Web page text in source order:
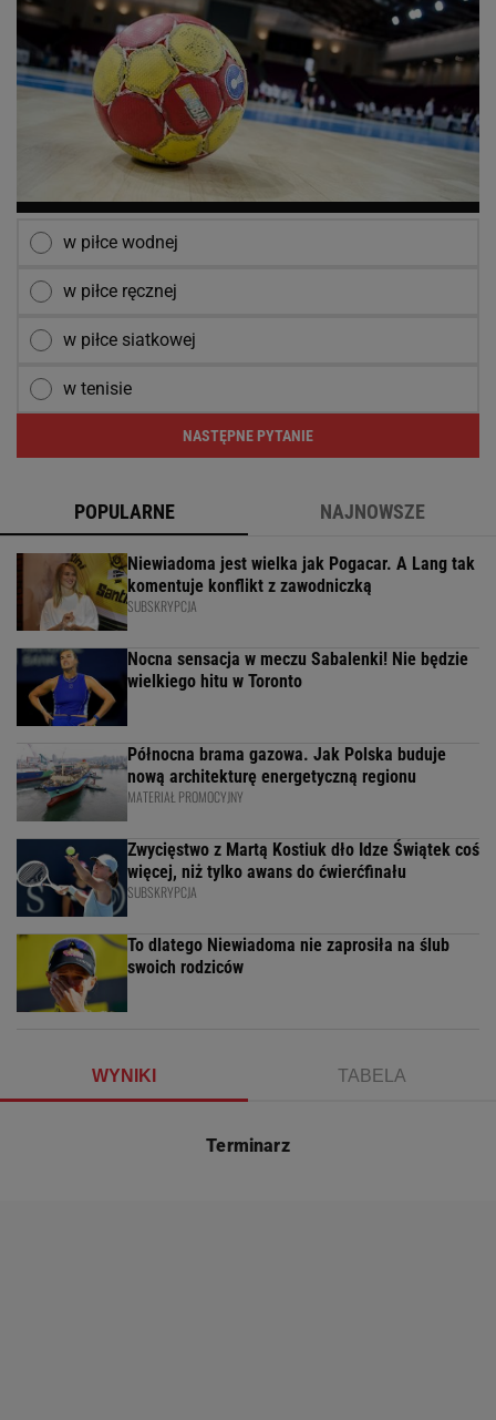
w piłce wodnej
w piłce ręcznej
w piłce siatkowej
w tenisie
NASTĘPNE PYTANIE
POPULARNE NAJNOWSZE
Niewiadoma jest wielka jak Pogacar. A Lang tak
komentuje konflikt z zawodniczką
SUBSKRYPCJA
Nocna sensacja w meczu Sabalenki! Nie będzie
wielkiego hitu w Toronto
Północna brama gazowa. Jak Polska buduje
nową architekturę energetyczną regionu
MATERIAŁ PROMOCYJNY
Zwycięstwo z Martą Kostiuk dło Idze Świątek coś
więcej, niż tylko awans do ćwierćfinału
SUBSKRYPCJA
To dlatego Niewiadoma nie zaprosiła na ślub
swoich rodziców
WYNIKI TABELA
Terminarz